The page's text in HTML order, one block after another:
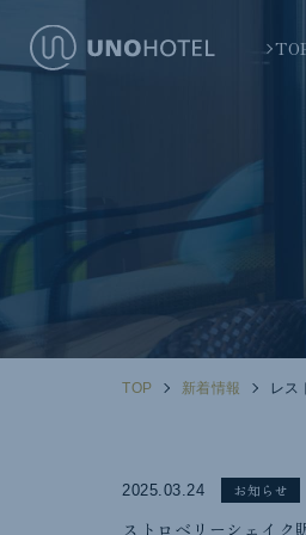
TOP 新着情報 レス
2025.03.24 お知らせ
ストロベリーシェイク